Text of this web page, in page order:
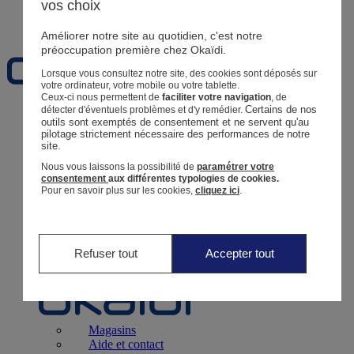
Naissance0 - 12 mois
Magasins
Retour
Bébé Fille3 mois - 5 ans
Magasins
Aide et contact
vos choix
Améliorer notre site au quotidien, c'est notre
préoccupation première chez Okaïdi.
Lorsque vous consultez notre site, des cookies sont déposés sur
votre ordinateur, votre mobile ou votre tablette.
Ceux-ci nous permettent defaciliter votre navigation , de
détecter d'éventuels problèmes et d'y remédier.Certains de nos
outils sont exemptés de consentement et ne servent qu'au
pilotage strictement nécessaire des performances de notre
site.
Nous vous laissons la possibilité deparamétrer votre
consentementaux différentes typologies de cookies.
Pour en savoir plus sur les cookies,cliquez ici
Refuser tout Accepter tout